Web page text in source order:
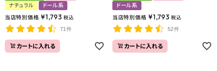
ナチュラル
ドール系
当店特別価格 ¥1,793 税込
71件
カートに入れる
ドール系
当店特別価格 ¥1,793 税込
52件
カートに入れる